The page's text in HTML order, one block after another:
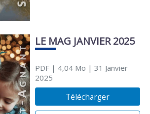
LE MAG JANVIER 2025
PDF| 4,04 Mo | 31 Janvier
2025
Télécharger